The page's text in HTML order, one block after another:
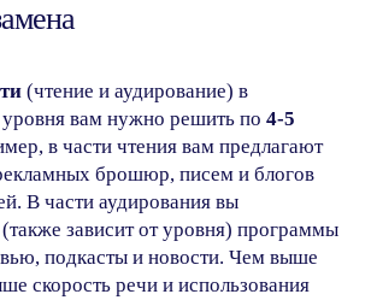
(чтение и аудирование) в
уровня вам нужно решить по 4-5
в части чтения вам предлагают
брошюр, писем и блогов
В части аудирования вы
зависит от уровня) программы
подкасты и новости. Чем выше
скорость речи и использования